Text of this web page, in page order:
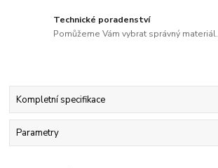
Technické poradenství
Pomůžeme Vám vybrat správný materiál.
Kompletní specifikace
Parametry